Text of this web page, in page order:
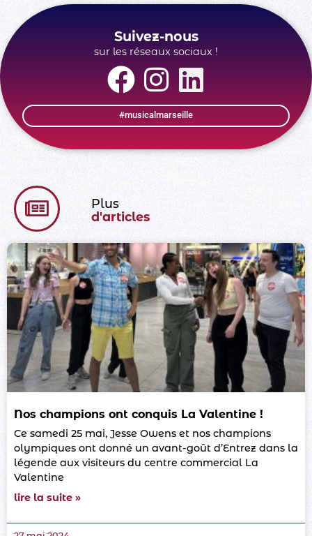
Suivez-nous
sur les réseaux sociaux !
#musicalmarseille
Plus
d'articles
Nos champions ont conquis La Valentine !
Ce samedi 25 mai, Jesse Owens et nos champions
olympiques ont donné un avant-goût d’Entrez dans la
légende aux visiteurs du centre commercial La
Valentine
lire la suite »